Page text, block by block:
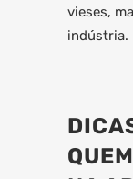
vieses,
indústria.